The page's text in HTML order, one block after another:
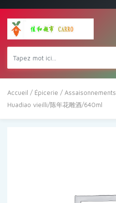
Accueil / Épicerie /Assaisonnements
Huadiao vieilli/陈年花雕酒/640ml